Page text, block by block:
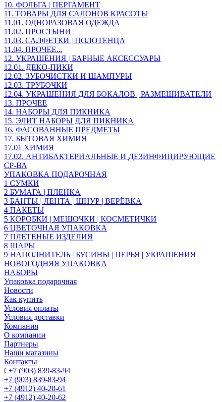
10. ФОЛЬГА | ПЕРГАМЕНТ
11. ТОВАРЫ ДЛЯ САЛОНОВ КРАСОТЫ
11.01. ОДНОРАЗОВАЯ ОДЕЖДА
11.02. ПРОСТЫНИ
11.03. САЛФЕТКИ | ПОЛОТЕНЦА
11.04. ПРОЧЕЕ...
12. УКРАШЕНИЯ | БАРНЫЕ АКСЕССУАРЫ
12.01. ДЕКО-ПИКИ
12.02. ЗУБОЧИСТКИ И ШАМПУРЫ
12.03. ТРУБОЧКИ
12.04. УКРАШЕНИЯ ДЛЯ БОКАЛОВ | РАЗМЕШИВАТЕЛИ
13. ПРОЧЕЕ
14. НАБОРЫ ДЛЯ ПИКНИКА
15. ЭЛИТ НАБОРЫ ДЛЯ ПИКНИКА
16. ФАСОВАННЫЕ ПРЕДМЕТЫ
17. БЫТОВАЯ ХИМИЯ
17.01 ХИМИЯ
17.02. АНТИБАКТЕРИАЛЬНЫЕ И ДЕЗИНФИЦИРУЮЩИЕ
СР-ВА
УПАКОВКА ПОДАРОЧНАЯ
1 СУМКИ
2 БУМАГА | ПЛЕНКА
3 БАНТЫ | ЛЕНТА | ШНУР | ВЕРЁВКА
4 ПАКЕТЫ
5 КОРОБКИ | МЕШОЧКИ | КОСМЕТИЧКИ
6 ЦВЕТОЧНАЯ УПАКОВКА
7 ПЛЕТЕНЫЕ ИЗДЕЛИЯ
8 ШАРЫ
9 НАПОЛНИТЕЛЬ | БУСИНЫ | ПЕРЬЯ | УКРАШЕНИЯ
НОВОГОДНЯЯ УПАКОВКА
НАБОРЫ
Упаковка подарочная
Новости
Как купить
Условия оплаты
Условия доставки
Компания
О компании
Партнеры
Наши магазины
Контакты
+7 (903) 839-83-94
+7 (903) 839-83-94
+7 (4912) 40-20-61
+7 (4912) 40-20-62